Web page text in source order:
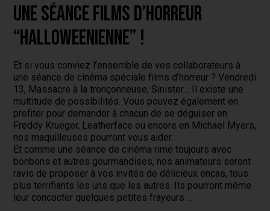
Une séance films d’horreur
“Halloweenienne” !
Et si vous conviez l’ensemble de vos collaborateurs à
une séance de cinéma spéciale films d’horreur ? Vendredi
13, Massacre à la tronçonneuse, Sinister… Il existe une
multitude de possibilités. Vous pouvez également en
profiter pour demander à chacun de se déguiser en
Freddy Krueger, Leatherface ou encore en Michael Myers,
nos maquilleuses pourront vous aider.
Et comme une séance de cinéma rime toujours avec
bonbons et autres gourmandises, nos animateurs seront
ravis de proposer à vos invités de délicieux encas, tous
plus terrifiants les uns que les autres. Ils pourront même
leur concocter quelques petites frayeurs …